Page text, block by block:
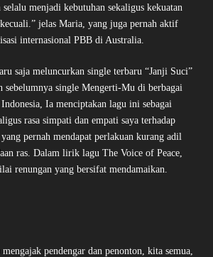
selalu menjadi kebutuhan sekaligus kekuatan
jelas Maria, yang juga pernah aktif
internasional PBB di Australia.
saja meluncurkan single terbaru “Janji Suci”
sebelumnya single Mengerti-Mu di berbagai
Ia menciptakan lagu ini sebagai
rasa simpati dan empati saya terhadap
pernah mendapat perlakuan kurang adil
ras. Dalam lirik lagu The Voice of Peace,
renungan yang bersifat mendamaikan.
pendengar dan penonton, kita semua,